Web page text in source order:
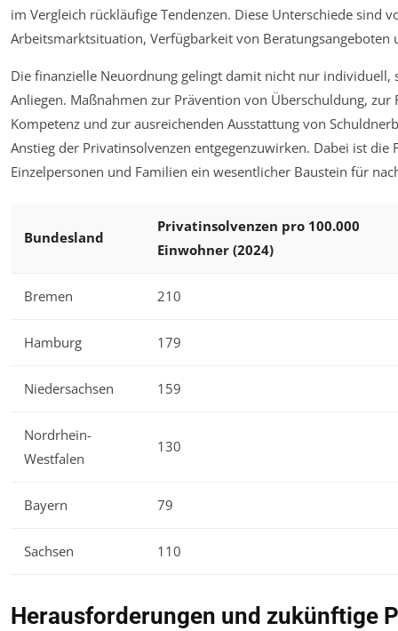
im Vergleich rückläufige Tendenzen. Diese Unterschiede sind
Arbeitsmarktsituation, Verfügbarkeit von Beratungsangeboten
Die finanzielle Neuordnung gelingt damit nicht nur individuell,
Anliegen. Maßnahmen zur Prävention von Überschuldung,
Kompetenz und zur ausreichenden Ausstattung von
Anstieg der Privatinsolvenzen entgegenzuwirken. Dabei ist
Einzelpersonen und Familien ein wesentlicher Baustein für
Bundesland
Privatinsolvenzen pro 100.000
Einwohner (2024)
Bremen 210
Hamburg 179
Niedersachsen 159
Nordrhein-
Westfalen
130
Bayern 79
Sachsen 110
Herausforderungen und zukünftige